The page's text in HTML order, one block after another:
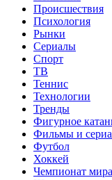
Происшествия
Психология
Рынки
Сериалы
Спорт
ТВ
Теннис
Технологии
Тренды
Фигурное
Фильмы и
Футбол
Хоккей
Чемпионат